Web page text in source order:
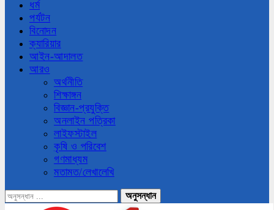
ধর্ম
পর্যটন
বিনোদন
ক্যারিয়ার
আইন-আদালত
আরও
অর্থনীতি
শিক্ষাঙ্গন
বিজ্ঞান-প্রযুক্তি
অনলাইন পত্রিকা
লাইফস্টাইল
কৃষি ও পরিবেশ
গণমাধ্যম
মতামত/লেখালেখি